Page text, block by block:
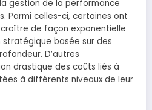
gestion de la performance
Parmi celles-ci, certaines ont
de façon exponentielle
basée sur des
D’autres
drastique des coûts liés à
à différents niveaux de leur